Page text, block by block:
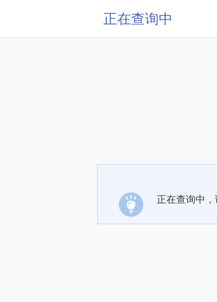
正在查询中
正在查询中